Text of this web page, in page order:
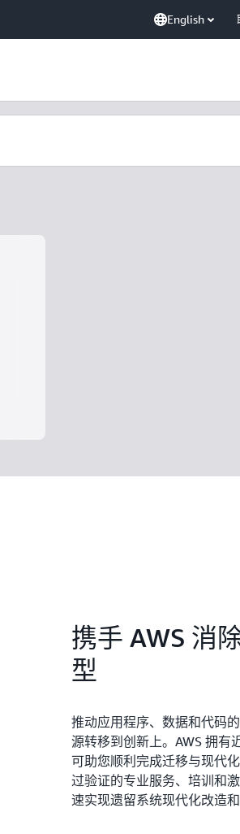
English
携手 AWS 消
型
推动应用程序、数据和代码
源转移到创新上。AWS 拥有
可助您顺利完成迁移与现代
过验证的专业服务、培训和
速实现遗留系统现代化改造